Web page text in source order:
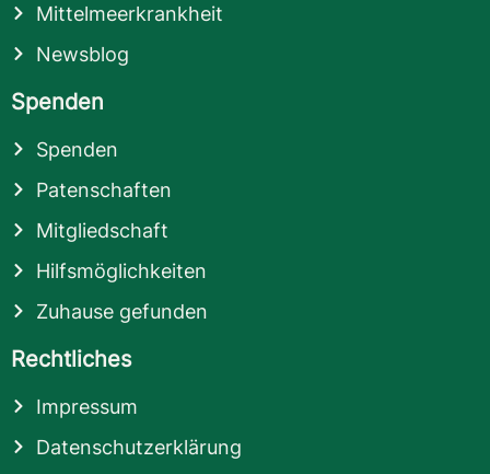
Mittelmeerkrankheit
Newsblog
Spenden
Spenden
Patenschaften
Mitgliedschaft
Hilfsmöglichkeiten
Zuhause gefunden
Rechtliches
Impressum
Datenschutzerklärung